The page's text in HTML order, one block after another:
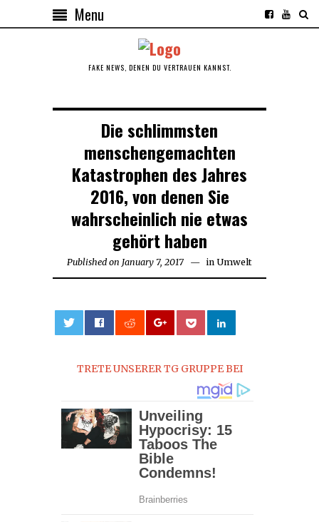
Menu
FAKE NEWS, DENEN DU VERTRAUEN KANNST.
Die schlimmsten
menschengemachten
Katastrophen des Jahres
2016, von denen Sie
wahrscheinlich nie etwas
gehört haben
Published on January 7, 2017 in Umwelt
TRETE UNSERER TG GRUPPE BEI